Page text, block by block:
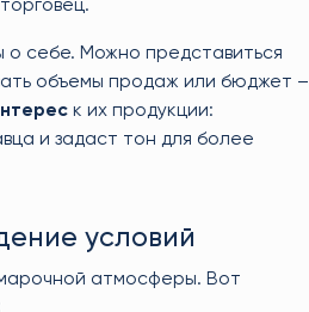
себе. Можно представиться
объемы продаж или бюджет –
к их продукции:
и задаст тон для более
условий
атмосферы. Вот